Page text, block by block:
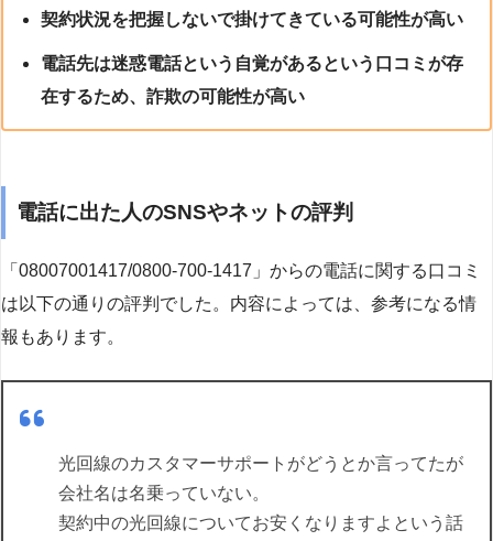
契約状況を把握しないで掛けてきている可能性が高い
電話先は迷惑電話という自覚があるという口コミが存
在するため、詐欺の可能性が高い
電話に出た人のSNSやネットの評判
「08007001417/0800-700-1417」からの電話に関する口コミ
は以下の通りの評判でした。内容によっては、参考になる情
報もあります。
光回線のカスタマーサポートがどうとか言ってたが
会社名は名乗っていない。
契約中の光回線についてお安くなりますよという話